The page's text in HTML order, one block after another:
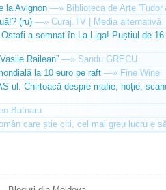
la Avignon —» Biblioteca de Arte 'Tudor
(ru) —» Curaj.TV | Media alternativă
a semnat în La Liga! Puștiul de
Railean” —» Sandu GRECU
la 10 euro pe raft —» Fine Wine
ul. Chirtoacă despre mafie, hoție,
Butnaru
care știe citi, cel mai greu lucru e